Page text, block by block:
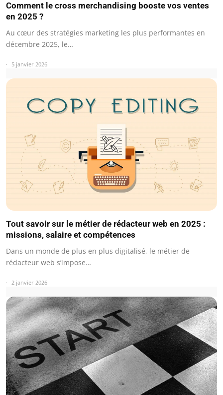
Comment le cross merchandising booste vos ventes
en 2025 ?
Au cœur des stratégies marketing les plus performantes en
décembre 2025, le…
5 janvier 2026
Tout savoir sur le métier de rédacteur web en 2025 :
missions, salaire et compétences
Dans un monde de plus en plus digitalisé, le métier de
rédacteur web s’impose…
2 janvier 2026